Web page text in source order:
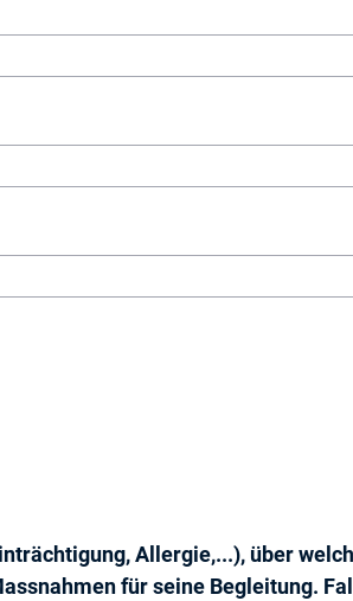
Allergie,...), über
für seine Begleitung.